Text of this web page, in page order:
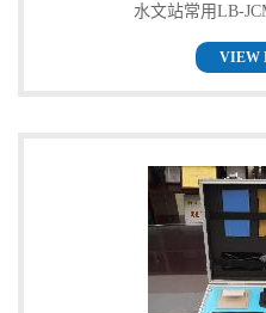
水文站常用LB-
VIEW